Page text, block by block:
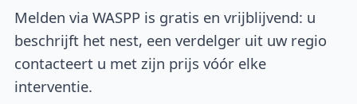
Melden via WASPP is gratis en vrijblijvend: u
beschrijft het nest, een verdelger uit uw regio
contacteert u met zijn prijs vóór elke
interventie.